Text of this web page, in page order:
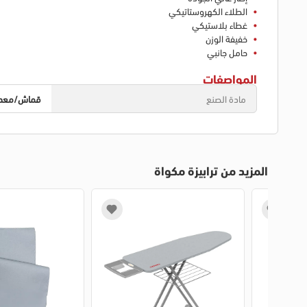
الطلاء الكهروستاتيكي
غطاء بلاستيكي
خفيفة الوزن
حامل جانبي
المواصفات
مادة الصنع قماش/
المزيد من ترابيزة مكواة